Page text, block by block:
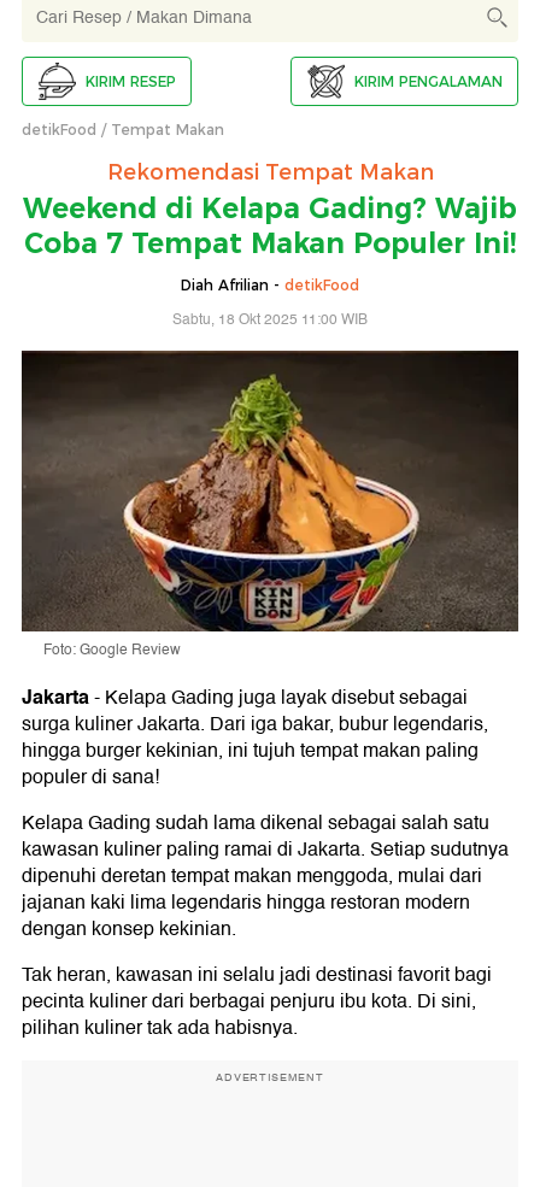
KIRIM RESEP KIRIM PENGALAMAN
detikFood Tempat Makan
Rekomendasi Tempat Makan
Weekend di Kelapa Gading? Wajib
Coba 7 Tempat Makan Populer Ini!
Diah Afrilian - detikFood
Sabtu, 18 Okt 2025 11:00 WIB
Foto: Google Review
Jakarta-Kelapa Gading juga layak disebut sebagai
surga kuliner Jakarta. Dari iga bakar, bubur legendaris,
hingga burger kekinian, ini tujuh tempat makan paling
populer di sana!
Kelapa Gading sudah lama dikenal sebagai salah satu
kawasan kuliner paling ramai di Jakarta. Setiap sudutnya
dipenuhi deretan tempat makan menggoda, mulai dari
jajanan kaki lima legendaris hingga restoran modern
dengan konsep kekinian.
Tak heran, kawasan ini selalu jadi destinasi favorit bagi
pecinta kuliner dari berbagai penjuru ibu kota. Di sini,
pilihan kuliner tak ada habisnya.
ADVERTISEMENT